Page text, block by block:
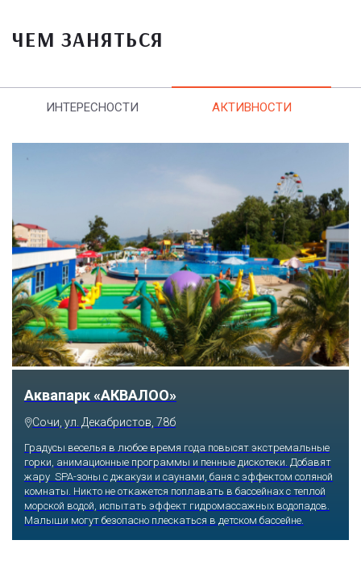
ЧЕМ ЗАНЯТЬСЯ
ИНТЕРЕСНОСТИ АКТИВНОСТИ
Тематический парк развлечений «Сочи
Парк»
Сочи, Олимпийский проспект, 21
Оказавшись здесь, словно попадаешь в сказку: встречаешь
любимых героев русского фольклора, получаешь возможность
сколько душе угодно кататься на аттракционах европейского
уровня. Гости участвуют в увлекательных квестах и творческих